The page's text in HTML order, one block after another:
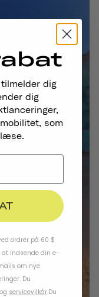
dig
dig
som
ordrer på 60 $
at indsende din e-
om nye
Du
og servicevilkår.Du